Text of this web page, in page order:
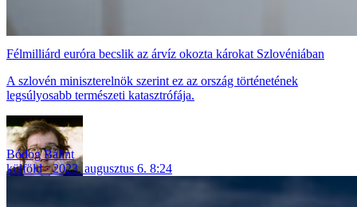
Félmilliárd euróra becslik az árvíz okozta károkat Szlovéniában
A szlovén miniszterelnök szerint ez az ország történetének
legsúlyosabb természeti katasztrófája.
Bódog Bálint
külföld
2023. augusztus 6. 8:24